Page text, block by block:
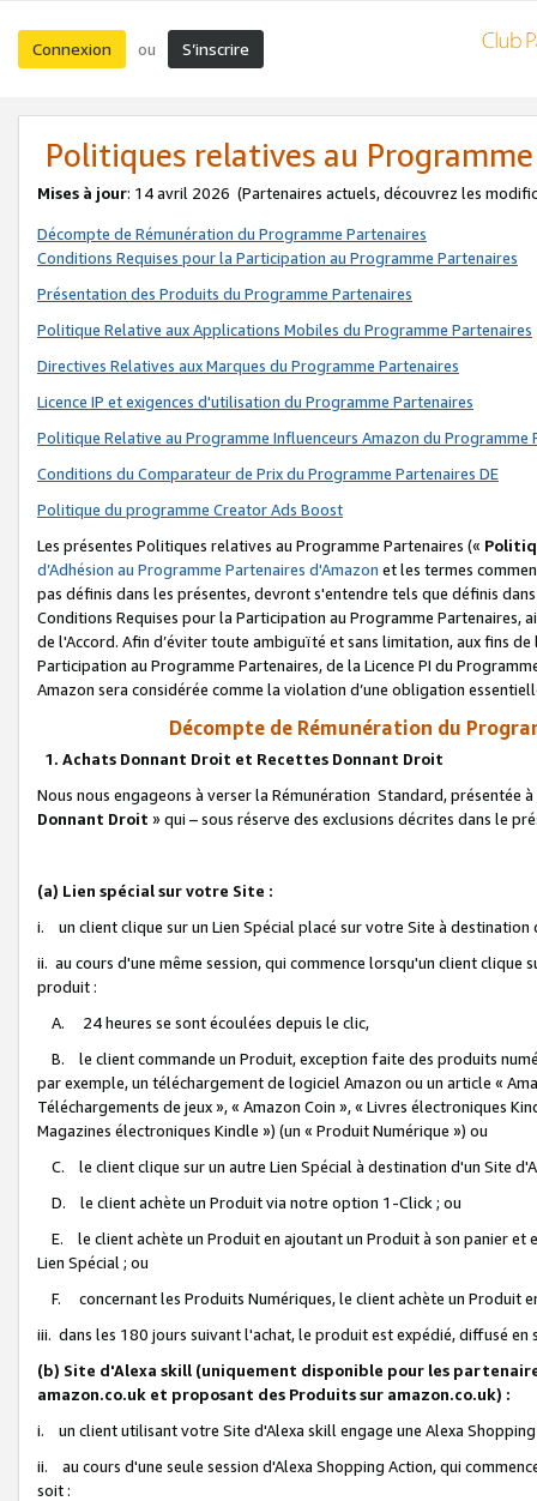
Connexion ou S’inscrire
Politiques relatives au
Mises à jour: 14 avril 2026 (Partenaires actuels, découvrez les
Décompte de Rémunération du Programme Partenaires
Conditions Requises pour la Participation au Programme Partenaires
Présentation des Produits du Programme Partenaires
Politique Relative aux Applications Mobiles du Programme Partenaires
Directives Relatives aux Marques du Programme Partenaires
Licence IP et exigences d'utilisation du Programme Partenaires
Politique Relative au Programme Influenceurs Amazon du Programme
Conditions du Comparateur de Prix du Programme Partenaires DE
Politique du programme Creator Ads Boost
Les présentes Politiques relatives au Programme Partenaires («
d’Adhésion au Programme Partenaires d'Amazon et les termes
pas définis dans les présentes, devront s'entendre tels que définis
Conditions Requises pour la Participation au Programme Partenaires,
de l'Accord. Afin d’éviter toute ambiguïté et sans limitation, aux fins
Participation au Programme Partenaires, de la Licence PI du
Amazon sera considérée comme la violation d’une obligation
Décompte de Rémunération du
1. Achats Donnant Droit et Recettes Donnant Droit
Nous nous engageons à verser la Rémunération Standard, présentée
Donnant Droit » qui – sous réserve des exclusions décrites dans le
(a) Lien spécial sur votre Site :
i. un client clique sur un Lien Spécial placé sur votre Site à destination
ii. au cours d'une même session, qui commence lorsqu'un client
produit :
A. 24 heures se sont écoulées depuis le clic,
B. le client commande un Produit, exception faite des produits
par exemple, un téléchargement de logiciel Amazon ou un article «
Téléchargements de jeux », « Amazon Coin », « Livres électroniques
Magazines électroniques Kindle ») (un « Produit Numérique ») ou
C. le client clique sur un autre Lien Spécial à destination d'un Site
D. le client achète un Produit via notre option 1-Click ; ou
E. le client achète un Produit en ajoutant un Produit à son panier et
Lien Spécial ; ou
F. concernant les Produits Numériques, le client achète un Produit
iii. dans les 180 jours suivant l'achat, le produit est expédié, diffusé
(b) Site d'Alexa skill (uniquement disponible pour les
amazon.co.uk et proposant des Produits sur amazon.co.uk) :
i. un client utilisant votre Site d'Alexa skill engage une Alexa
ii. au cours d'une seule session d'Alexa Shopping Action, qui
soit :